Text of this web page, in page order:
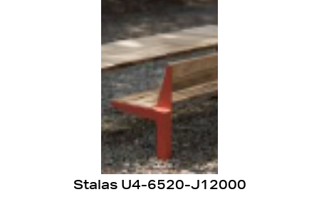
Stalas U4-6520-J12000